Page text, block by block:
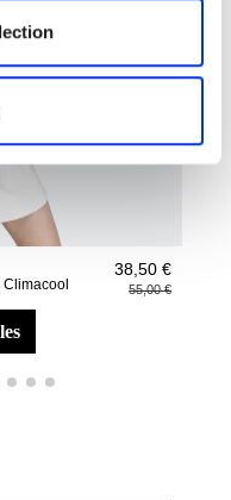
Climacool
38,50 €
55,00 €